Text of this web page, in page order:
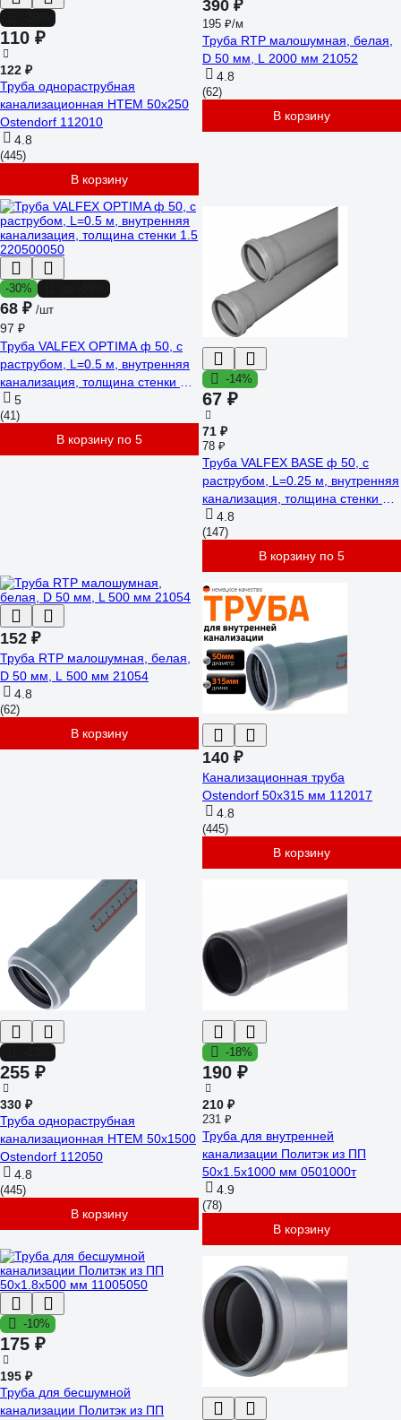
110 ₽
122 ₽
Труба однораструбная
канализационная HTEM 50х250
Ostendorf 112010
4.8
(445)
В корзину
390 ₽
195 ₽/м
Труба RTP малошумная, белая,
D 50 мм, L 2000 мм 21052
4.8
(62)
В корзину
-30%
68 ₽ /шт
97 ₽
Труба VALFEX OPTIMA ф 50, с
раструбом, L=0.5 м, внутренняя
канализация, толщина стенки 1.5
220500050
5
(41)
В корзину по 5
-14%
67 ₽
71 ₽
78 ₽
Труба VALFEX BASE ф 50, с
раструбом, L=0.25 м, внутренняя
канализация, толщина стенки 1.8
200500025
4.8
(147)
В корзину по 5
152 ₽
Труба RTP малошумная, белая,
D 50 мм, L 500 мм 21054
4.8
(62)
В корзину
140 ₽
Канализационная труба
Ostendorf 50х315 мм 112017
4.8
(445)
В корзину
255 ₽
330 ₽
Труба однораструбная
канализационная HTEM 50х1500
Ostendorf 112050
4.8
(445)
В корзину
-18%
190 ₽
210 ₽
231 ₽
Труба для внутренней
канализации Политэк из ПП
50х1.5х1000 мм 0501000т
4.9
(78)
В корзину
-10%
175 ₽
195 ₽
Труба для бесшумной
канализации Политэк из ПП